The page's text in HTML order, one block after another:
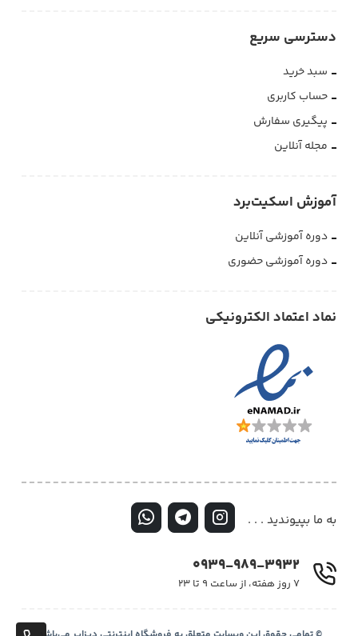
دسترسی سریع
سبد خرید
حساب کاربری
پیگیری سفارش
مجله آنلاین
آموزش اسکیت‌برد
دوره آموزشی آنلاین
دوره آموزشی حضوری
نماد اعتماد الکترونیکی
به ما بپیوندید . . .
0939-989-3932
۷ روز هفته، از ساعت ۹ تا ۲۳